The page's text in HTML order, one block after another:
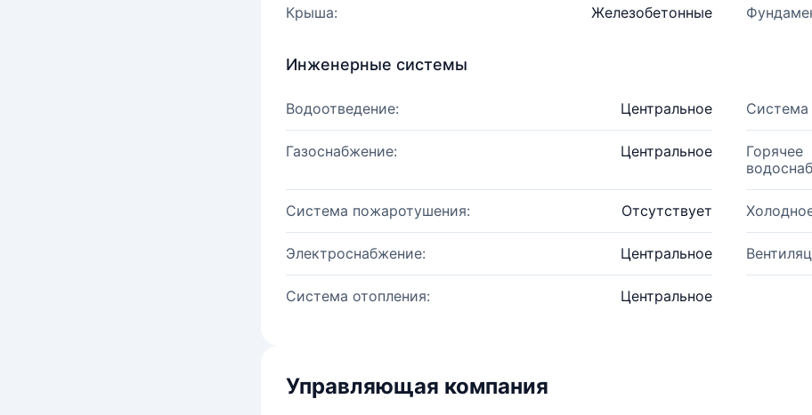
Крыша: Железобетонные
Инженерные системы
Водоотведение: Центральное Система
Газоснабжение: Центральное
Горячее
Система пожаротушения: Отсутствует
Электроснабжение: Центральное
Система отопления: Центральное
Управляющая компания